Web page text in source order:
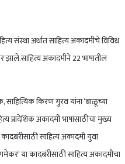
संस्था अर्थात साहित्य अकादमीचे विविध
झाले.साहित्य अकादमीने 22 भाषातील
साहित्यिक किरण गुरव यांना ‘बाळूच्या
प्रादेशिक अकादमी भाषांसाठीचा मुख्य
साहित्य अकादमी युवा
या कादबंरीसाठी साहित्य अकादमीचा